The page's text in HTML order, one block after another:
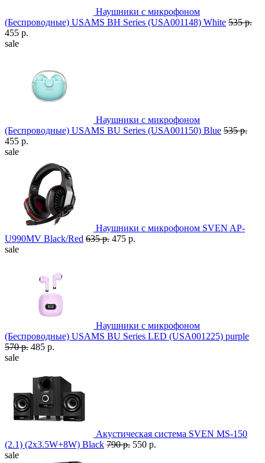
Наушники с микрофоном
(Беспроводные) USAMS BH Series (USA001148) White 535 р.
455 р.
sale
Наушники с микрофоном
(Беспроводные) USAMS BU Series (USA001150) Blue 535 р.
455 р.
sale
Наушники с микрофоном SVEN AP-
U990MV Black/Red 635 р. 475 р.
sale
Наушники с микрофоном
(Беспроводные) USAMS BU Series LED (USA001225) purple
570 р. 485 р.
sale
Акустическая система SVEN MS-150
(2.1) (2x3.5W+8W) Black 790 р. 550 р.
sale